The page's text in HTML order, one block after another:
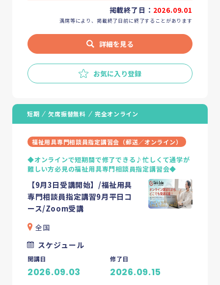
掲載終了日： 2026.09.01
満席等により、掲載終了日前に終了することがあります
詳細を見る
お気に入り登録
短期 欠席振替無料 完全オンライン
福祉用具専門相談員指定講習会（郵送／オンライン）
◆オンラインで短期間で修了できる♪忙しくて通学が
難しい方必見の福祉用具専門相談員指定講習会◆
【9月3日受講開始】/福祉用具
専門相談員指定講習9月平日コ
ース/Zoom受講
全国
スケジュール
開講日
2026.09.03
修了日
2026.09.15